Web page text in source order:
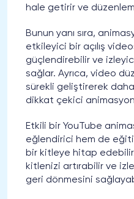
hale getirir ve
Bunun yanı sıra,
etkileyici bir açılış
güçlendirebilir ve
sağlar. Ayrıca, video
sürekli geliştirerek daha
dikkat çekici
Etkili bir YouTube
eğlendirici hem de
bir kitleye hitap
kitlenizi artırabilir ve
geri dönmesini